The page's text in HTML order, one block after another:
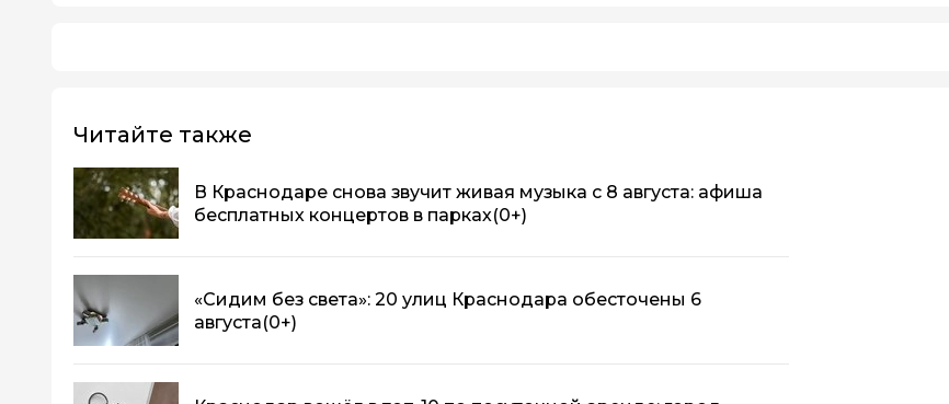
Читайте также
В Краснодаре снова звучит живая музыка с 8 августа: афиша
бесплатных концертов в парках(0+)
«Сидим без света»: 20 улиц Краснодара обесточены 6
августа(0+)